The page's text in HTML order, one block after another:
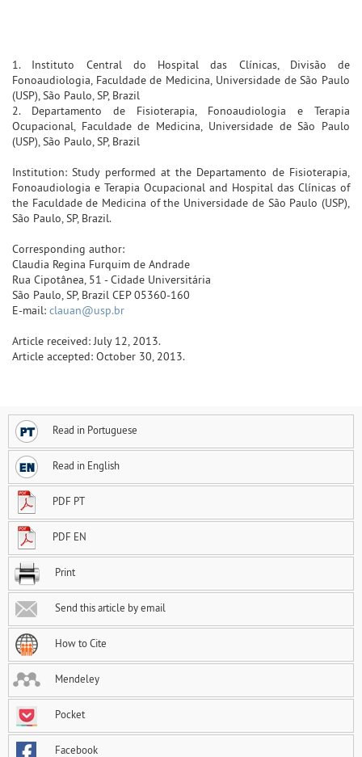
1. Instituto Central do Hospital das Clínicas, Divisão de
Fonoaudiologia, Faculdade de Medicina, Universidade de São Paulo
(USP), São Paulo, SP, Brazil
2. Departamento de Fisioterapia, Fonoaudiologia e Terapia
Ocupacional, Faculdade de Medicina, Universidade de São Paulo
(USP), São Paulo, SP, Brazil
Institution: Study performed at the Departamento de Fisioterapia,
Fonoaudiologia e Terapia Ocupacional and Hospital das Clínicas of
the Faculdade de Medicina of the Universidade de São Paulo (USP),
São Paulo, SP, Brazil.
Corresponding author:
Claudia Regina Furquim de Andrade
Rua Cipotânea, 51 - Cidade Universitária
São Paulo, SP, Brazil CEP 05360-160
E-mail: clauan@usp.br
Article received: July 12, 2013.
Article accepted: October 30, 2013.
Read in Portuguese
Read in English
PDF PT
PDF EN
Print
Send this article by email
How to Cite
Mendeley
Pocket
Facebook